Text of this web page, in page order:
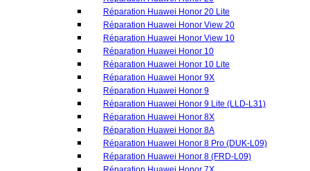
Réparation Huawei Honor 8X
Réparation Huawei Honor 8A
Réparation Huawei Honor 8 Pro (DUK-L09)
Réparation Huawei Honor 8 (FRD-L09)
Réparation Huawei Honor 7X
Réparation Huawei Honor 7C
Réparation Huawei Honor 7A
Réparation Huawei Honor 7
Réparation Huawei Honor 6X (BLN-AL10)
Réparation Huawei Honor 6C Pro
Réparation Huawei Honor 6C
Réparation Huawei Honor 5X (KIW-L21)
Réparation Huawei Honor 5C